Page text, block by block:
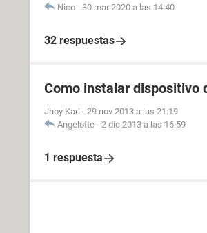
Nico - 30 mar 2020 a las 14:40
32 respuestas
Como instalar dispositivo
Jhoy Kari - 29 nov 2013 a las 21:19
Angelotte - 2 dic 2013 a las 16:59
1 respuesta